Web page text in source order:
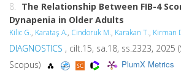
8. The Relationship Between FIB-4
Dynapenia in Older Adults
Kilic G., Karataş A., Cindoruk M., Karakan T., Kirman
DIAGNOSTICS , cilt.15, sa.18, ss.2323, 2025
Scopus)
PlumX Metrics